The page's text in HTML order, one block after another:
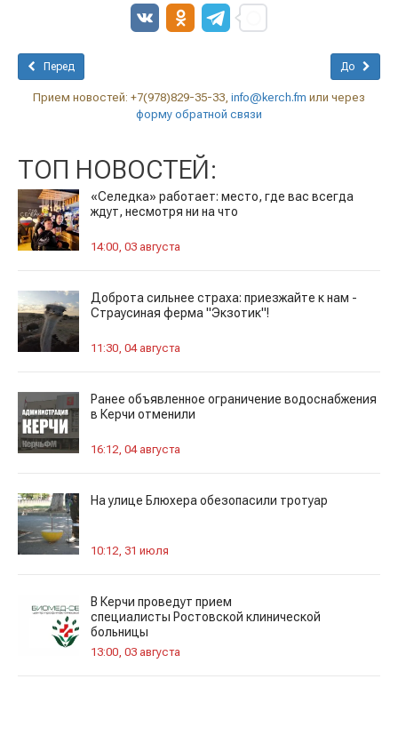
Перед До
Прием новостей: +7(978)829-35-33, info@kerch.fm или через
форму обратной связи
ТОП НОВОСТЕЙ:
«Селедка» работает: место, где вас всегда
ждут, несмотря ни на что
14:00, 03 августа
Доброта сильнее страха: приезжайте к нам -
Страусиная ферма "Экзотик"!
11:30, 04 августа
Ранее объявленное ограничение водоснабжения
в Керчи отменили
16:12, 04 августа
На улице Блюхера обезопасили тротуар
10:12, 31 июля
В Керчи проведут прием
специалисты Ростовской клинической
больницы
13:00, 03 августа